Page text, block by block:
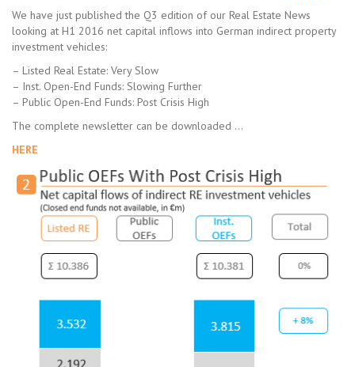
We have just published the Q3 edition of our Real Estate News
looking at H1 2016 net capital inflows into German indirect property
investment vehicles:
– Listed Real Estate: Very Slow
– Inst. Open-End Funds: Slowing Further
– Public Open-End Funds: Post Crisis High
The complete newsletter can be downloaded …
HERE